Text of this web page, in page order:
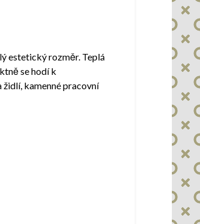
estetický rozměr. Teplá
se hodí k
kamenné pracovní